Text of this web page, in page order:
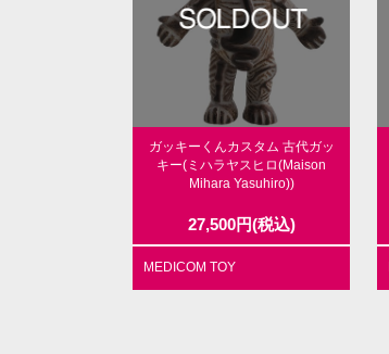
ガッキーくんカスタム 古代ガッ
キー(ミハラヤスヒロ(Maison
Mihara Yasuhiro))
27,500円(税込)
MEDICOM TOY